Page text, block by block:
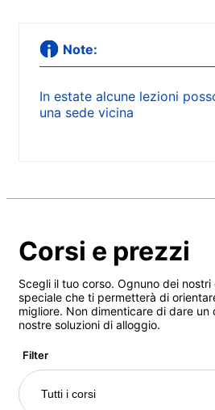
Note:
In estate alcune lezioni
una sede vicina
Corsi e prezzi
Scegli il tuo corso. Ognuno dei
speciale che ti permetterà di
migliore. Non dimenticare di dare un
nostre soluzioni di alloggio.
Filter
Tutti i corsi